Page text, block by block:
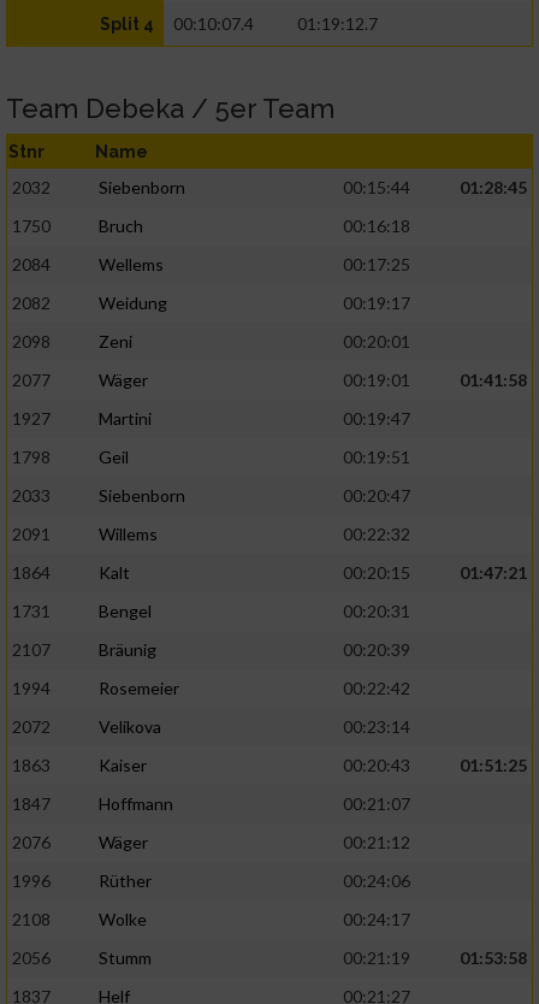
Split 4 00:10:07.4 01:19:12.7
Team Debeka / 5er Team
Stnr Name
2032 Siebenborn 00:15:44
01:28:45
1750
Bruch
00:16:18
2084
Wellems
00:17:25
2082
Weidung
00:19:17
2098
Zeni
00:20:01
2077
Wäger 00:19:01
01:41:58
1927
Martini
00:19:47
1798
Geil
00:19:51
2033
Siebenborn
00:20:47
2091
Willems
00:22:32
1864
Kalt 00:20:15
01:47:21
1731
Bengel
00:20:31
2107
Bräunig
00:20:39
1994
Rosemeier
00:22:42
2072
Velikova
00:23:14
1863
Kaiser 00:20:43
01:51:25
1847
Hoffmann
00:21:07
2076
Wäger
00:21:12
1996
Rüther
00:24:06
2108
Wolke
00:24:17
2056
Stumm 00:21:19
01:53:58
1837
Helf
00:21:27